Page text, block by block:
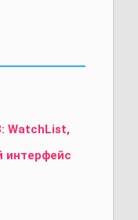
WatchList,
интерфейс